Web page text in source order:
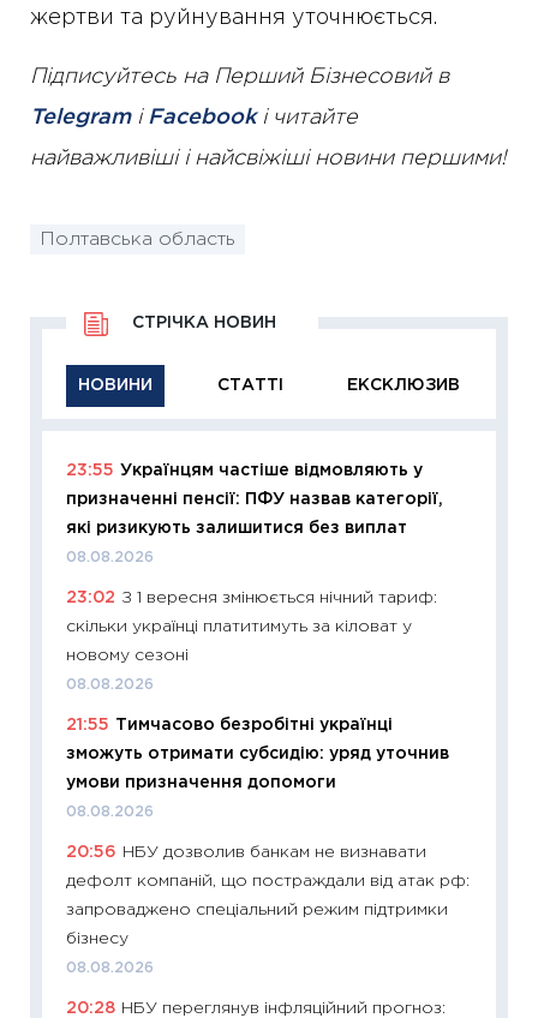
жертви та руйнування уточнюється.
Підписуйтесь на Перший Бізнесовий в
Telegramі Facebookі читайте
найважливіші і найсвіжіші новини першими!
Полтавська область
НОВИНИ СТАТТІ ЕКСКЛЮЗИВ
СТРІЧКА НОВИН
23:55 Українцям частіше відмовляють у
призначенні пенсії: ПФУ назвав категорії,
які ризикують залишитися без виплат
08.08.2026
23:02 З 1 вересня змінюється нічний тариф:
скільки українці платитимуть за кіловат у
новому сезоні
08.08.2026
21:55
Тимчасово безробітні українці
зможуть отримати субсидію: уряд уточнив
умови призначення допомоги
08.08.2026
20:56
НБУ дозволив банкам не визнавати
дефолт компаній, що постраждали від атак рф:
запроваджено спеціальний режим підтримки
бізнесу
08.08.2026
20:28 НБУ переглянув інфляційний прогноз: